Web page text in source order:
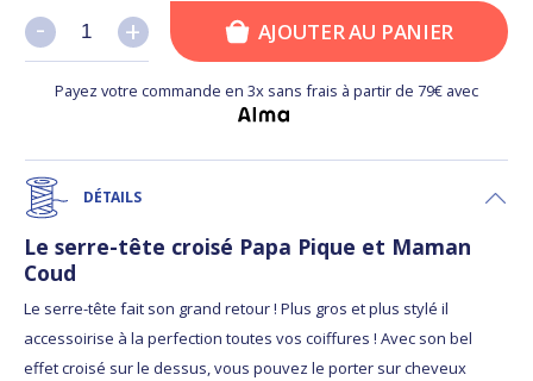
+
- +
- AJOUTER AU PANIER
Payez votre commande en 3x sans frais à partir de 79€ avec
DÉTAILS
Le serre-tête croisé Papa Pique et Maman
Coud
Le serre-tête fait son grand retour ! Plus gros et plus stylé il
accessoirise à la perfection toutes vos coiffures ! Avec son bel
effet croisé sur le dessus, vous pouvez le porter sur cheveux